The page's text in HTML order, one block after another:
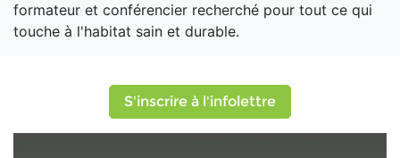
formateur et conférencier recherché pour tout ce qui
touche à l'habitat sain et durable.
S'inscrire à l'infolettre